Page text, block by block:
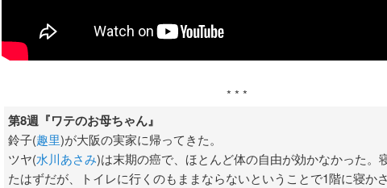
* * *
第8週『ワテのお母ちゃん』
鈴子(趣里)が大阪の実家に帰ってきた。
ツヤ(水川あさみ)は末期の癌で、ほとんど体の自由が効かなかった。
たはずだが、トイレに行くのもままならないということで1階に寝か